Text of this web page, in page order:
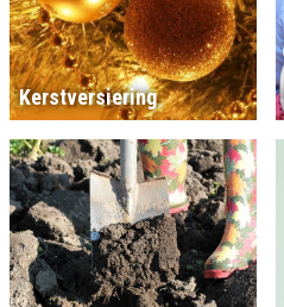
Kerstversiering